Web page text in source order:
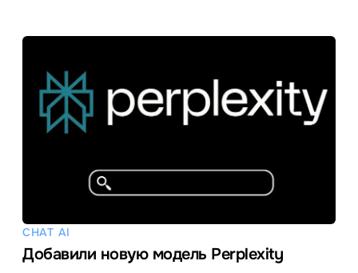
CHAT AI
Добавили новую модель Perplexity